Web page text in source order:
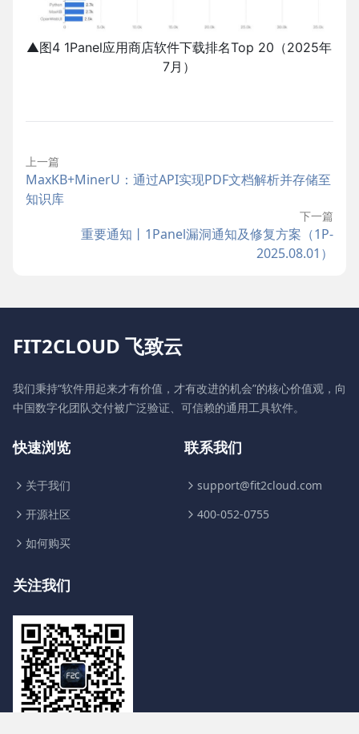
▲图4 1Panel应用商店软件下载排名Top 20（2025年
7月）
上一篇
MaxKB+MinerU：通过API实现PDF文档解析并存储至
知识库
下一篇
重要通知丨1Panel漏洞通知及修复方案（1P-
2025.08.01）
FIT2CLOUD 飞致云
我们秉持“软件用起来才有价值，才有改进的机会”的核心价值观，向
中国数字化团队交付被广泛验证、可信赖的通用工具软件。
快速浏览
关于我们
开源社区
如何购买
联系我们
support@fit2cloud.com
400-052-0755
关注我们